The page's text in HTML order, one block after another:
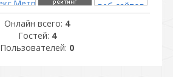
Онлайн всего: 4
Гостей: 4
Пользователей: 0